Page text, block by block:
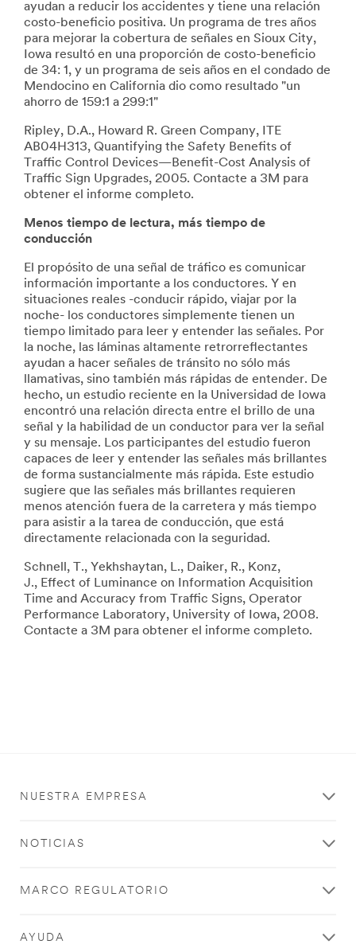
ayudan a reducir los accidentes y tiene una relación
costo-beneficio positiva. Un programa de tres años
para mejorar la cobertura de señales en Sioux City,
Iowa resultó en una proporción de costo-beneficio
de 34: 1, y un programa de seis años en el condado de
Mendocino en California dio como resultado "un
ahorro de 159:1 a 299:1"
Ripley, D.A., Howard R. Green Company, ITE
AB04H313, Quantifying the Safety Benefits of
Traffic Control Devices—Benefit-Cost Analysis of
Traffic Sign Upgrades, 2005. Contacte a 3M para
obtener el informe completo.
Menos tiempo de lectura, más tiempo de
conducción
El propósito de una señal de tráfico es comunicar
información importante a los conductores. Y en
situaciones reales -conducir rápido, viajar por la
noche- los conductores simplemente tienen un
tiempo limitado para leer y entender las señales. Por
la noche, las láminas altamente retrorreflectantes
ayudan a hacer señales de tránsito no sólo más
llamativas, sino también más rápidas de entender. De
hecho, un estudio reciente en la Universidad de Iowa
encontró una relación directa entre el brillo de una
señal y la habilidad de un conductor para ver la señal
y su mensaje. Los participantes del estudio fueron
capaces de leer y entender las señales más brillantes
de forma sustancialmente más rápida. Este estudio
sugiere que las señales más brillantes requieren
menos atención fuera de la carretera y más tiempo
para asistir a la tarea de conducción, que está
directamente relacionada con la seguridad.
Schnell, T., Yekhshaytan, L., Daiker, R., Konz,
J., Effect of Luminance on Information Acquisition
Time and Accuracy from Traffic Signs, Operator
Performance Laboratory, University of Iowa, 2008.
Contacte a 3M para obtener el informe completo.
NUESTRA EMPRESA
NOTICIAS
MARCO REGULATORIO
AYUDA